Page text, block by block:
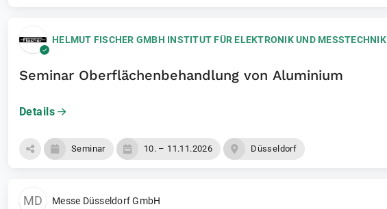
HELMUT FISCHER GMBH INSTITUT FÜR ELEKTRONIK UND MESSTECHNIK
Seminar Oberflächenbehandlung von Aluminium
Details
Seminar 10. – 11.11.2026 Düsseldorf
MD Messe Düsseldorf GmbH